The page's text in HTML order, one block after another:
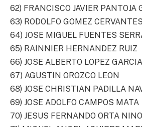
62) FRANCISCO JAVIER PANTOJA
63) RODOLFO GOMEZ CERVANTES
64) JOSE MIGUEL FUENTES
65) RAINNIER HERNANDEZ RUIZ
66) JOSE ALBERTO LOPEZ GARCIA
67) AGUSTIN OROZCO LEON
68) JOSE CHRISTIAN PADILLA
69) JOSE ADOLFO CAMPOS MATA
70) JESUS FERNANDO ORTA NINO